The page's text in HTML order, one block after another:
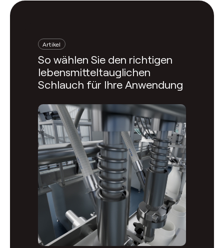
Artikel
So wählen Sie den richtigen
lebensmitteltauglichen
Schlauch für Ihre Anwendung